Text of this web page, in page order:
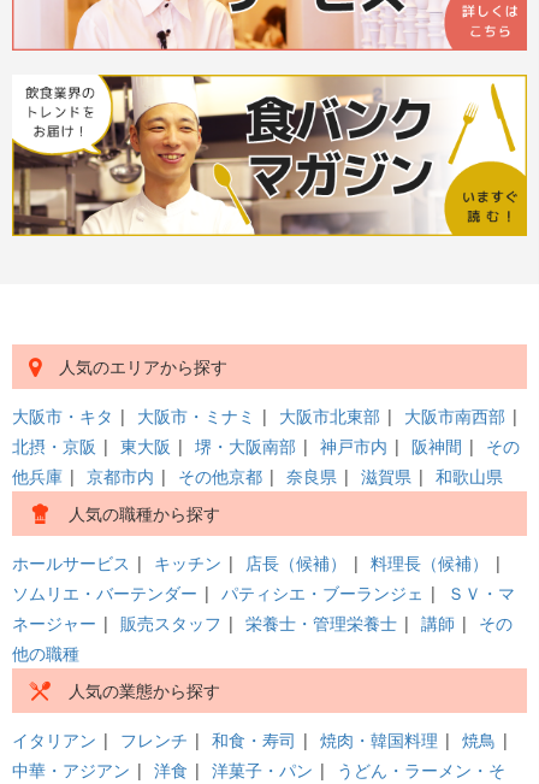
人気のエリアから探す
大阪市・キタ | 大阪市・ミナミ | 大阪市北東部 | 大阪市南西部 |
北摂・京阪 | 東大阪 | 堺・大阪南部 | 神戸市内 | 阪神間 | その
他兵庫 | 京都市内 | その他京都 | 奈良県 | 滋賀県 | 和歌山県
人気の職種から探す
ホールサービス | キッチン | 店長（候補） | 料理長（候補）
|
ソムリエ・バーテンダー | パティシエ・ブーランジェ |
ＳＶ・マ
ネージャー | 販売スタッフ | 栄養士・管理栄養士 | 講師 | その
他の職種
人気の業態から探す
イタリアン | フレンチ | 和食・寿司 | 焼肉・韓国料理 | 焼鳥 |
中華・アジアン | 洋食 | 洋菓子・パン |
うどん・ラーメン・そ